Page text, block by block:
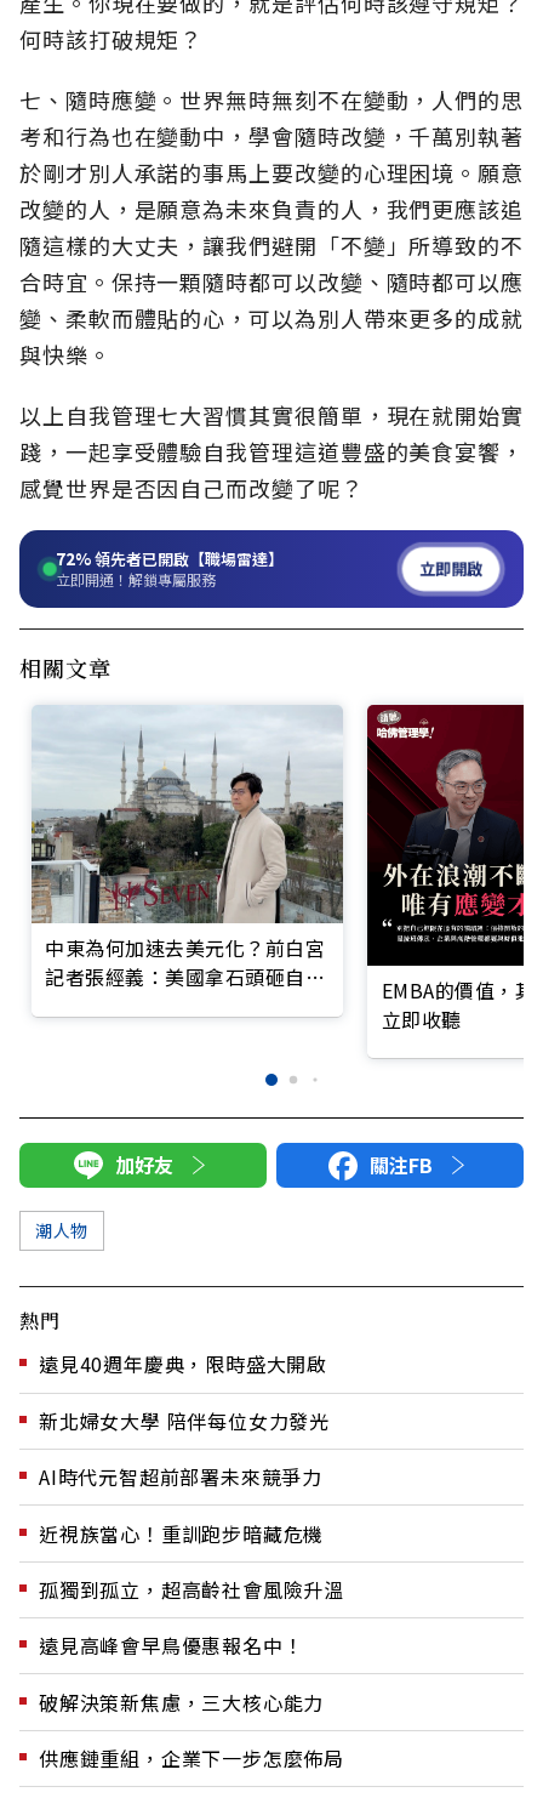
何時該打破規矩？
七、隨時應變。世界無時無刻不在變動，人們的思
考和行為也在變動中，學會隨時改變，千萬別執著
於剛才別人承諾的事馬上要改變的心理困境。願意
改變的人，是願意為未來負責的人，我們更應該追
隨這樣的大丈夫，讓我們避開「不變」所導致的不
合時宜。保持一顆隨時都可以改變、隨時都可以應
變、柔軟而體貼的心，可以為別人帶來更多的成就
與快樂。
以上自我管理七大習慣其實很簡單，現在就開始實
踐，一起享受體驗自我管理這道豐盛的美食宴饗，
感覺世界是否因自己而改變了呢？
72%領先者已開啟【職場雷達】
立即開通！解鎖專屬服務 立即開啟
相關文章
中東為何加速去美元化？前白宮
記者張經義：美國拿石頭砸自己
EMBA的價值，
立即收聽
加好友 關注FB
潮人物
熱門
遠見40週年慶典，限時盛大開啟
新北婦女大學 陪伴每位女力發光
AI時代元智超前部署未來競爭力
近視族當心！重訓跑步暗藏危機
孤獨到孤立，超高齡社會風險升溫
遠見高峰會早鳥優惠報名中！
破解決策新焦慮，三大核心能力
供應鏈重組，企業下一步怎麼佈局